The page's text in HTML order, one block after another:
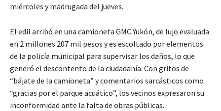
miércoles y madrugada del jueves.
El edil arribó en una camioneta GMC Yukón, de lujo evaluada
en 2 millones 207 mil pesos y es escoltado por elementos
de la policía municipal para supervisar los daños, lo que
generó el descontento de la ciudadanía. Con gritos de
“bájate de la camioneta” y comentarios sarcásticos como
“gracias por el parque acuático”, los vecinos expresaron su
inconformidad ante la falta de obras públicas.